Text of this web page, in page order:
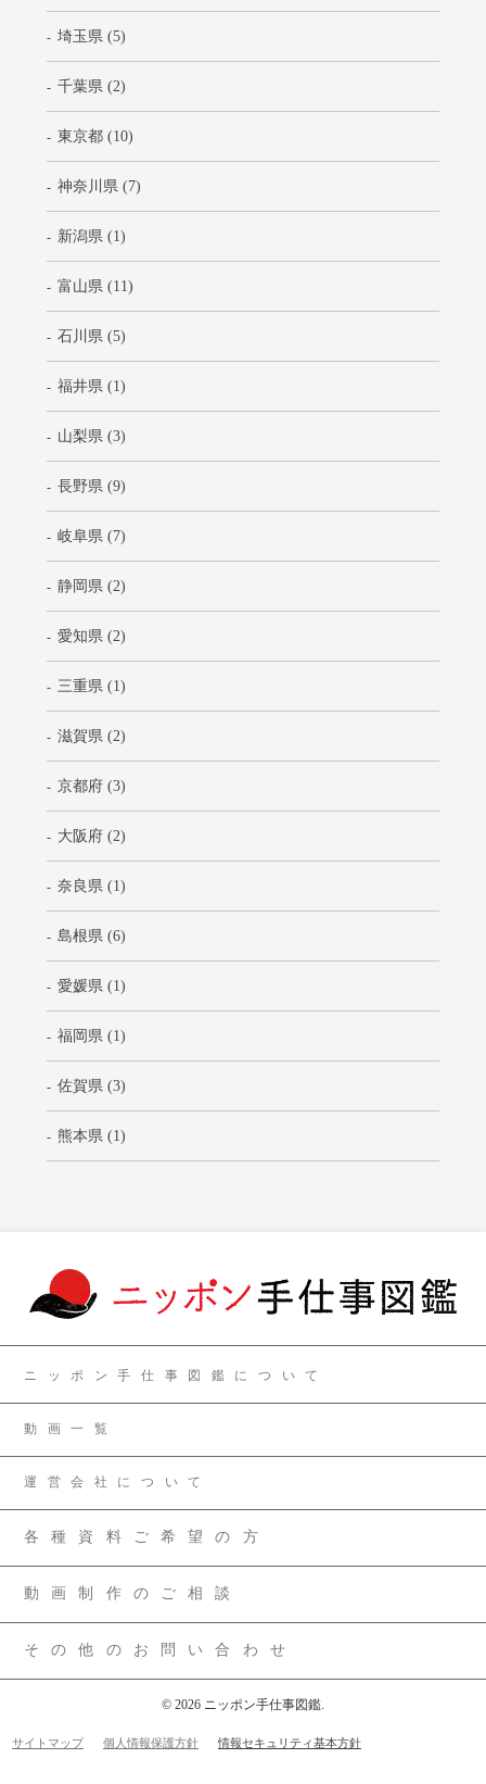
埼玉県 (5)
千葉県 (2)
東京都 (10)
神奈川県 (7)
新潟県 (1)
富山県 (11)
石川県 (5)
福井県 (1)
山梨県 (3)
長野県 (9)
岐阜県 (7)
静岡県 (2)
愛知県 (2)
三重県 (1)
滋賀県 (2)
京都府 (3)
大阪府 (2)
奈良県 (1)
島根県 (6)
愛媛県 (1)
福岡県 (1)
佐賀県 (3)
熊本県 (1)
ニッポン手仕事図鑑について
動画一覧
運営会社について
各種資料ご希望の方
動画制作のご相談
その他のお問い合わせ
© 2026 ニッポン手仕事図鑑.
サイトマップ 個人情報保護方針 情報セキュリティ基本方針